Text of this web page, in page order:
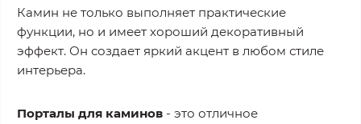
Камин не только выполняет практические
функции, но и имеет хороший декоративный
эффект. Он создает яркий акцент в любом стиле
интерьера.
Порталы для каминов - это отличное